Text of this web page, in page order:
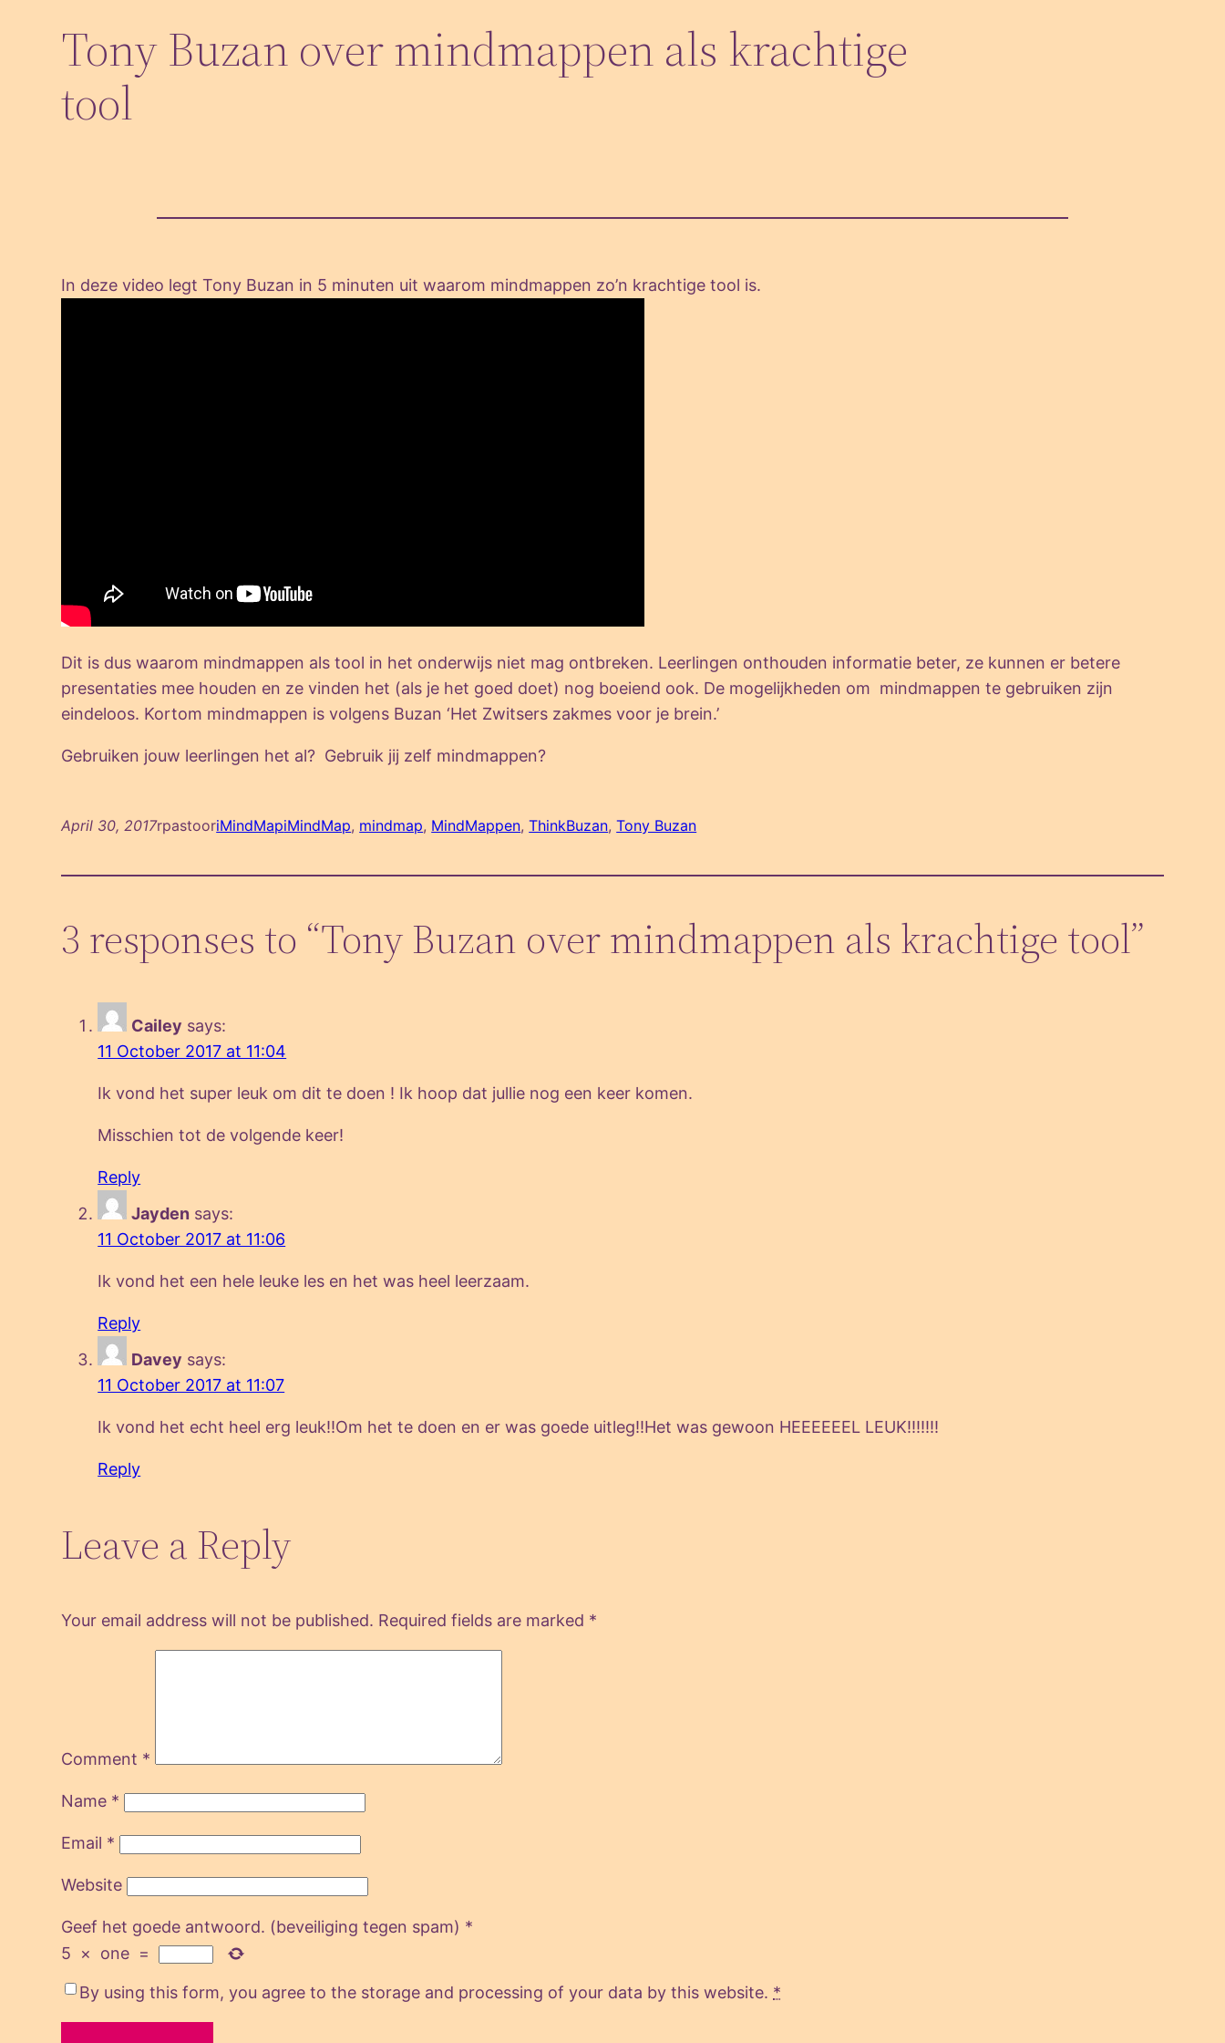
Tony Buzan over mindmappen als krachtige
tool
In deze video legt Tony Buzan in 5 minuten uit waarom mindmappen zo’n krachtige tool is.
Dit is dus waarom mindmappen als tool in het onderwijs niet mag ontbreken. Leerlingen onthouden informatie beter, ze kunnen er betere
presentaties mee houden en ze vinden het (als je het goed doet) nog boeiend ook. De mogelijkheden om mindmappen te gebruiken zijn
eindeloos. Kortom mindmappen is volgens Buzan ‘Het Zwitsers zakmes voor je brein.’
Gebruiken jouw leerlingen het al? Gebruik jij zelf mindmappen?
April 30, 2017rpastooriMindMapiMindMap, mindmap, MindMappen, ThinkBuzan, Tony Buzan
3 responses to “Tony Buzan over mindmappen als krachtige tool”
Cailey says:
11 October 2017 at 11:04
Ik vond het super leuk om dit te doen ! Ik hoop dat jullie nog een keer komen.
Misschien tot de volgende keer!
Reply
Jayden says:
11 October 2017 at 11:06
Ik vond het een hele leuke les en het was heel leerzaam.
Reply
Davey says:
11 October 2017 at 11:07
Ik vond het echt heel erg leuk!!Om het te doen en er was goede uitleg!!Het was gewoon HEEEEEEL LEUK!!!!!!!
Reply
Leave a Reply
Your email address will not be published. Required fields are marked *
Comment *
Name *
Email *
Website
Geef het goede antwoord. (beveiliging tegen spam) *
5
× one =
By using this form, you agree to the storage and processing of your data by this website. *